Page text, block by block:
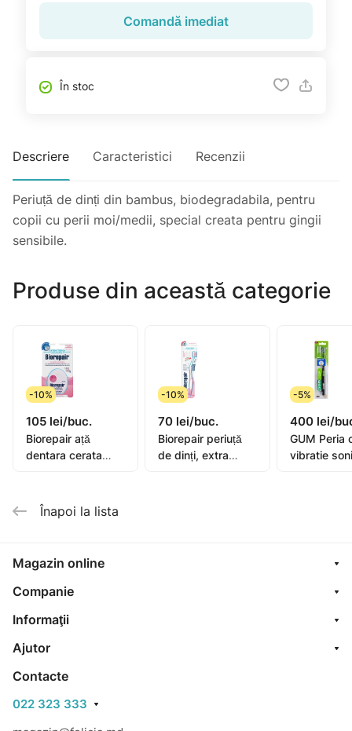
Comandă imediat
În stoc
Descriere Caracteristici Recenzii
Periuță de dinți din bambus, biodegradabila, pentru
copii cu perii moi/medii, special creata pentru gingii
sensibile.
Produse din această categorie
-10%
105 lei/buc.
Biorepair ață
dentara cerata
-10%
70 lei/buc.
Biorepair periuță
de dinți, extra
-5%
400 lei/
GUM Peria
vibratie
Înapoi la lista
Magazin online
Companie
Informaţii
Ajutor
Contacte
022 323 333